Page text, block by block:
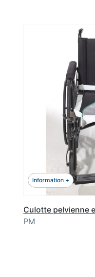
Information +
Culotte pelvienne
PM